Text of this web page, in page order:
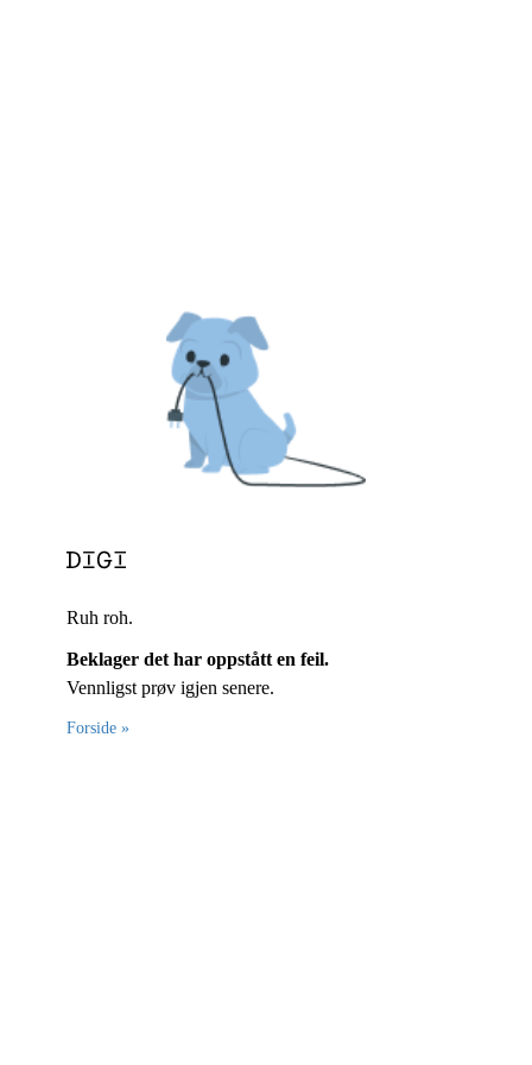
Ruh roh.
Beklager det har oppstått en feil.
Vennligst prøv igjen senere.
Forside »